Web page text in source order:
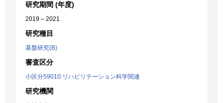
研究期間 (年度)
2019 – 2021
研究種目
基盤研究(B)
審査区分
小区分59010:リハビリテーション科学関連
研究機関